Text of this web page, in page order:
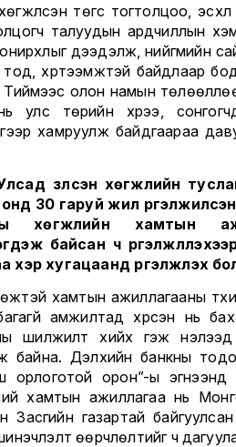
төгс тогтолцоо,
талуудын ардчиллын
дээдэлж, нийгмийн
хүртээмжтэй байдлаар
олон намын
улс төрийн хүрээ,
хамруулж байдгаараа
үзүүлсэн хөгжлийн
онд 30 гаруй жил
хөгжлийн хамтын
байсан ч
хэр хугацаанд үргэлжлэх
хамтын ажиллагааны
амжилтад хүрсэн нь
шилжилт хийх гэж
байна. Дэлхийн банкны
орлоготой орон”-ы эгнээнд
хамтын ажиллагаа нь
Засгийн газартай
өөрчлөлтийг ч